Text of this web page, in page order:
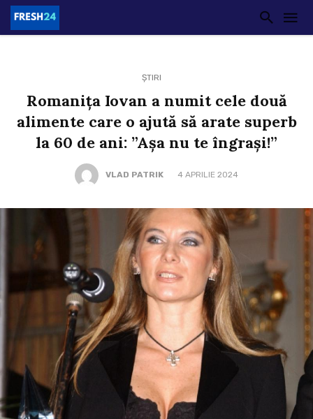
ȘTIRI
Romanița Iovan a numit cele două
alimente care o ajută să arate superb
la 60 de ani: ”Așa nu te îngrași!”
VLAD PATRIK 4 APRILIE 2024